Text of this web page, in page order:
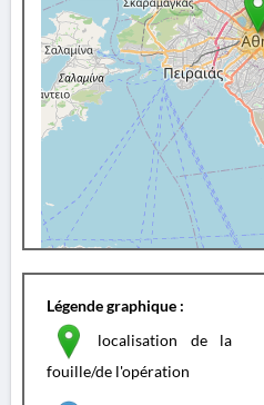
Légende graphique :
localisation de la
fouille/de l'opération